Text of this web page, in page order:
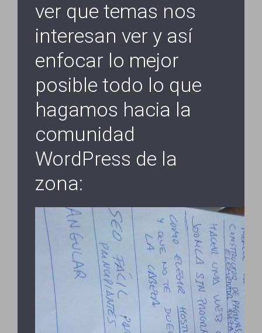
ver que temas nos
interesan ver y así
enfocar lo mejor
posible todo lo que
hagamos hacia la
comunidad
WordPress de la
zona: